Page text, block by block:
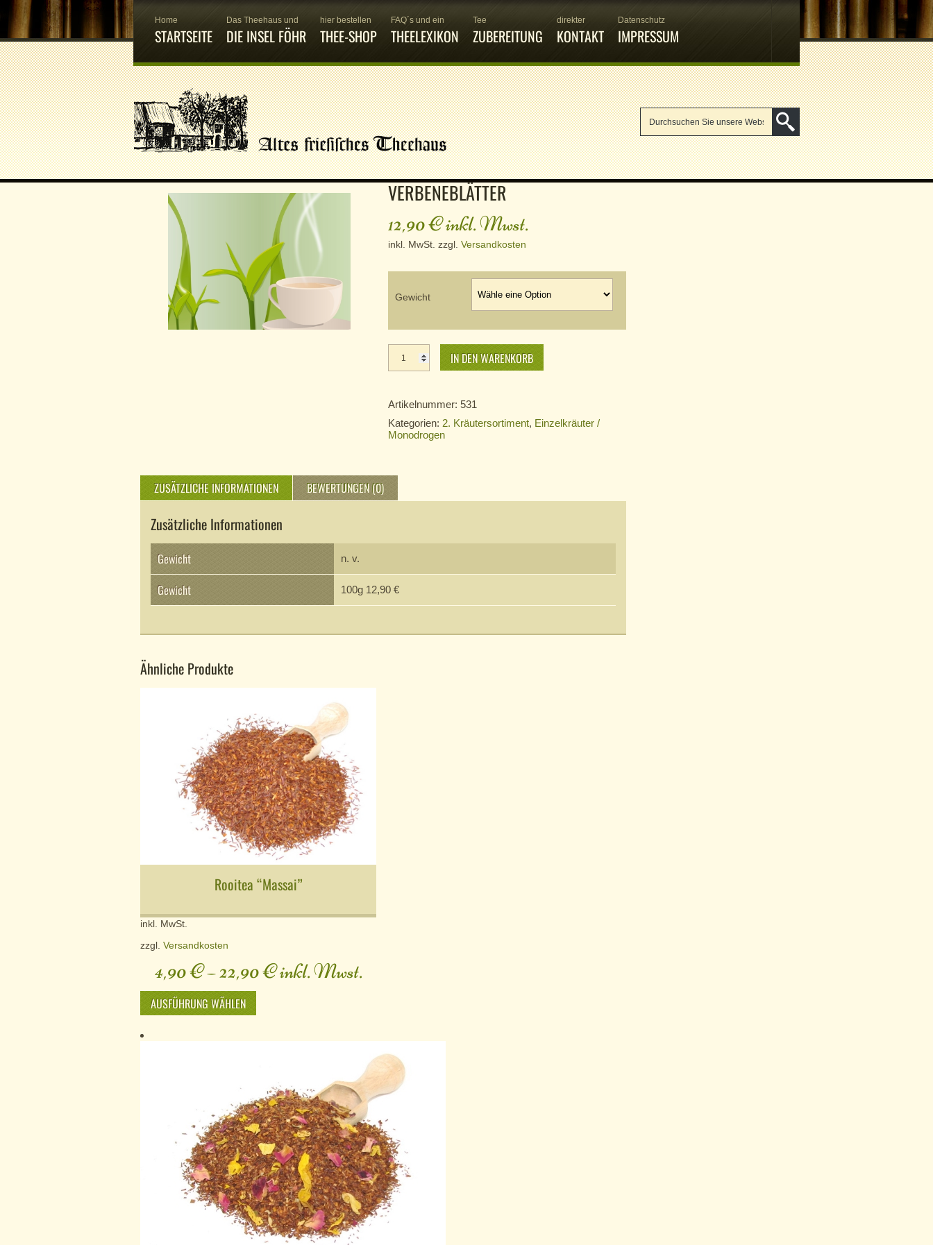
Home
STARTSEITE
Das Theehaus und
DIE INSEL FÖHR
hier bestellen
THEE-SHOP
FAQ´s und ein
THEELEXIKON
Tee
ZUBEREITUNG
direkter
KONTAKT
Datenschutz
IMPRESSUM
VERBENEBLÄTTER
12,90€inkl. Mwst.
inkl. MwSt. zzgl. Versandkosten
Gewicht
Verbeneblätter
Menge
IN DEN WARENKORB
Artikelnummer: 531
Kategorien: 2. Kräutersortiment, Einzelkräuter /
Monodrogen
ZUSÄTZLICHE INFORMATIONEN BEWERTUNGEN (0)
Zusätzliche Informationen
Gewicht n. v.
Gewicht 100g 12,90 €
Ähnliche Produkte
Rooitea “Massai”
inkl. MwSt.
zzgl. Versandkosten
4,90€–22,90€inkl. Mwst.
AUSFÜHRUNG WÄHLEN